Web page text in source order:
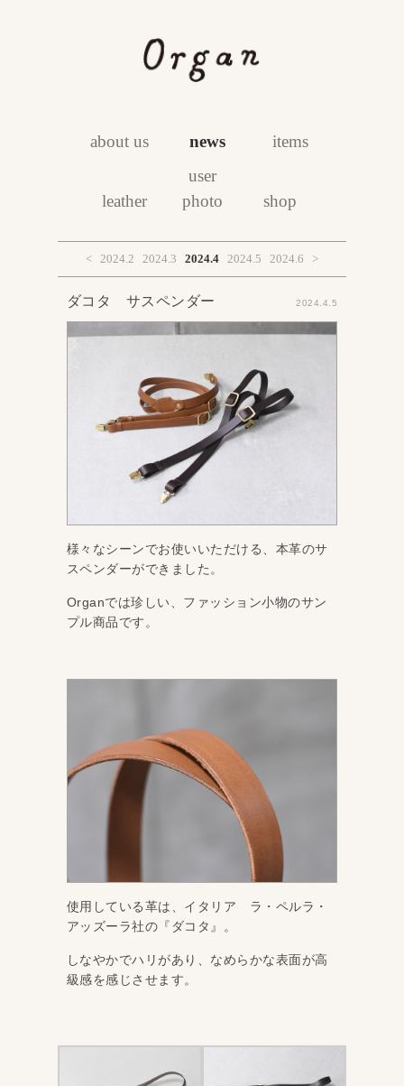
about us news items
leather
user
photo
shop
< 2024.2 2024.3 2024.4 2024.5 2024.6 >
ダコタ サスペンダー 2024.4.5
様々なシーンでお使いいただける、本革のサ
スペンダーができました。
Organでは珍しい、ファッション小物のサン
プル商品です。
使用している革は、イタリア ラ・ペルラ・
アッズーラ社の『ダコタ』。
しなやかでハリがあり、なめらかな表面が高
級感を感じさせます。